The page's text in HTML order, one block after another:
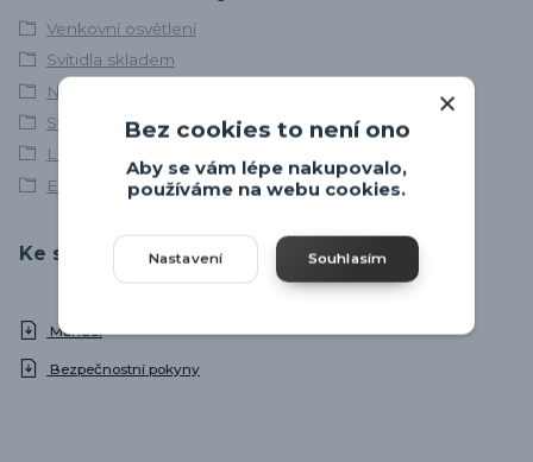
Venkovní osvětlení
Svítidla skladem
Nástěnná venkovní svítidla
Stropní venkovní svítidla
LED venkovní svítidla
EGLO
Ke stažení
Manual
Bezpečnostní pokyny
Bez cookies to není ono
Aby se vám lépe nakupovalo,
používáme na webu cookies.
Nastavení Souhlasím